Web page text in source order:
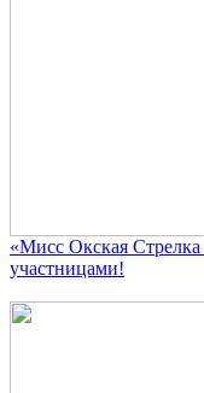
«Мисс Окская
участницами!